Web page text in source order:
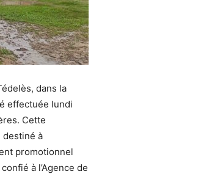
dans la
effectuée lundi
Cette
destiné à
promotionnel
à l’Agence de